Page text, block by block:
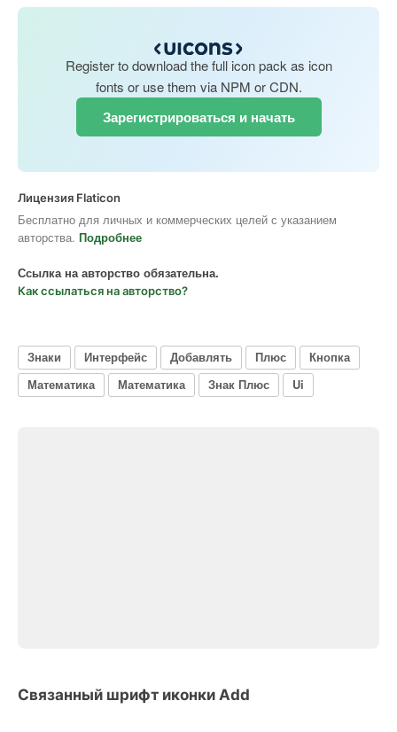
Register to download the full icon pack as icon
fonts or use them via NPM or CDN.
Зарегистрироваться и начать
Лицензия Flaticon
Бесплатно для личных и коммерческих целей с указанием
авторства. Подробнее
Ссылка на авторство обязательна.
Как ссылаться на авторство?
Знаки Интерфейс Добавлять Плюс
Кнопка
Математика
Математика Знак Плюс Ui
Связанный шрифт иконки Add